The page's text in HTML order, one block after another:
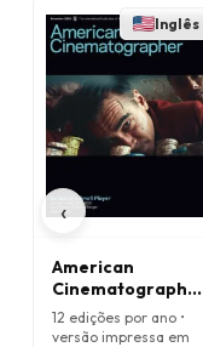
‹
Inglês
American
Cinematographer
Magazine
12 edições por ano •
versão impressa em